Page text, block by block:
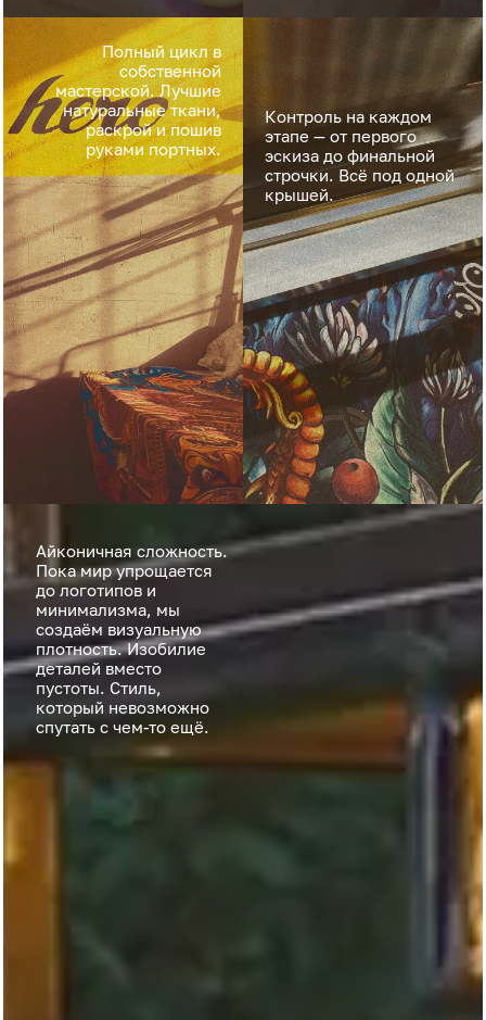
Полный цикл в
собственной
мастерской. Лучшие
натуральные ткани,
раскрой и пошив
руками портных.
Контроль на каждом
этапе — от первого
эскиза до финальной
строчки. Всё под одной
крышей.
Айконичная сложность.
Пока мир упрощается
до логотипов и
минимализма, мы
создаём визуальную
плотность. Изобилие
деталей вместо
пустоты. Стиль,
который невозможно
спутать с чем-то ещё.